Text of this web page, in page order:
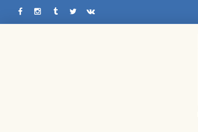
FacebookInstagramTumblrTwitterVK